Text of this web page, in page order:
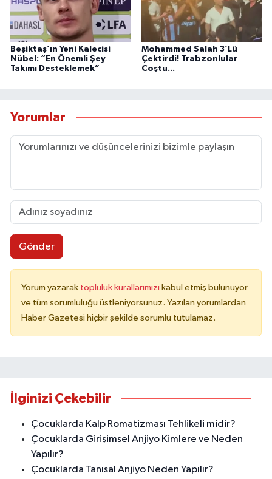
Beşiktaş’ın Yeni Kalecisi
Nübel: “En Önemli Şey
Takımı Desteklemek”
Mohammed Salah 3’Lü
Çektirdi! Trabzonlular
Coştu...
Yorumlar
Gönder
Yorum yazarak topluluk kurallarımızı kabul etmiş bulunuyor
ve tüm sorumluluğu üstleniyorsunuz. Yazılan yorumlardan
Haber Gazetesi hiçbir şekilde sorumlu tutulamaz.
İlginizi Çekebilir
Çocuklarda Kalp Romatizması Tehlikeli midir?
Çocuklarda Girişimsel Anjiyo Kimlere ve Neden
Yapılır?
Çocuklarda Tanısal Anjiyo Neden Yapılır?